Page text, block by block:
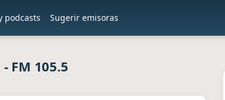
podcasts Sugerir emisoras
FM 105.5